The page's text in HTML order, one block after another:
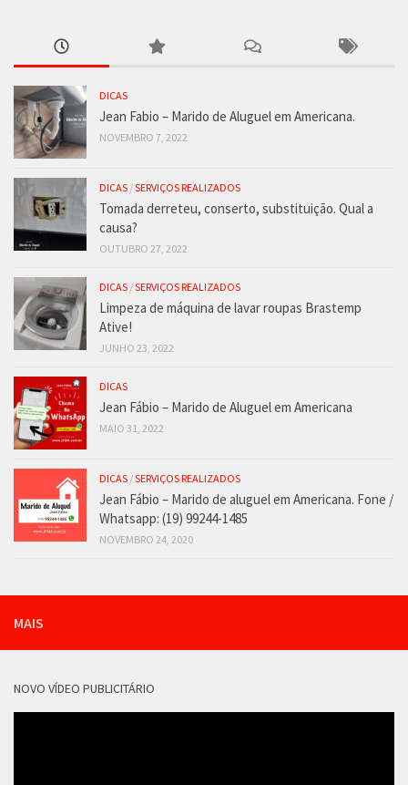
DICAS
Jean Fabio – Marido de Aluguel em Americana.
NOVEMBRO 7, 2022
DICAS /SERVIÇOS REALIZADOS
Tomada derreteu, conserto, substituição. Qual a
causa?
OUTUBRO 27, 2022
DICAS /SERVIÇOS REALIZADOS
Limpeza de máquina de lavar roupas Brastemp
Ative!
JUNHO 23, 2022
DICAS
Jean Fábio – Marido de Aluguel em Americana
MAIO 31, 2022
DICAS /SERVIÇOS REALIZADOS
Jean Fábio – Marido de aluguel em Americana. Fone /
Whatsapp: (19) 99244-1485
NOVEMBRO 24, 2020
MAIS
NOVO VÍDEO PUBLICITÁRIO